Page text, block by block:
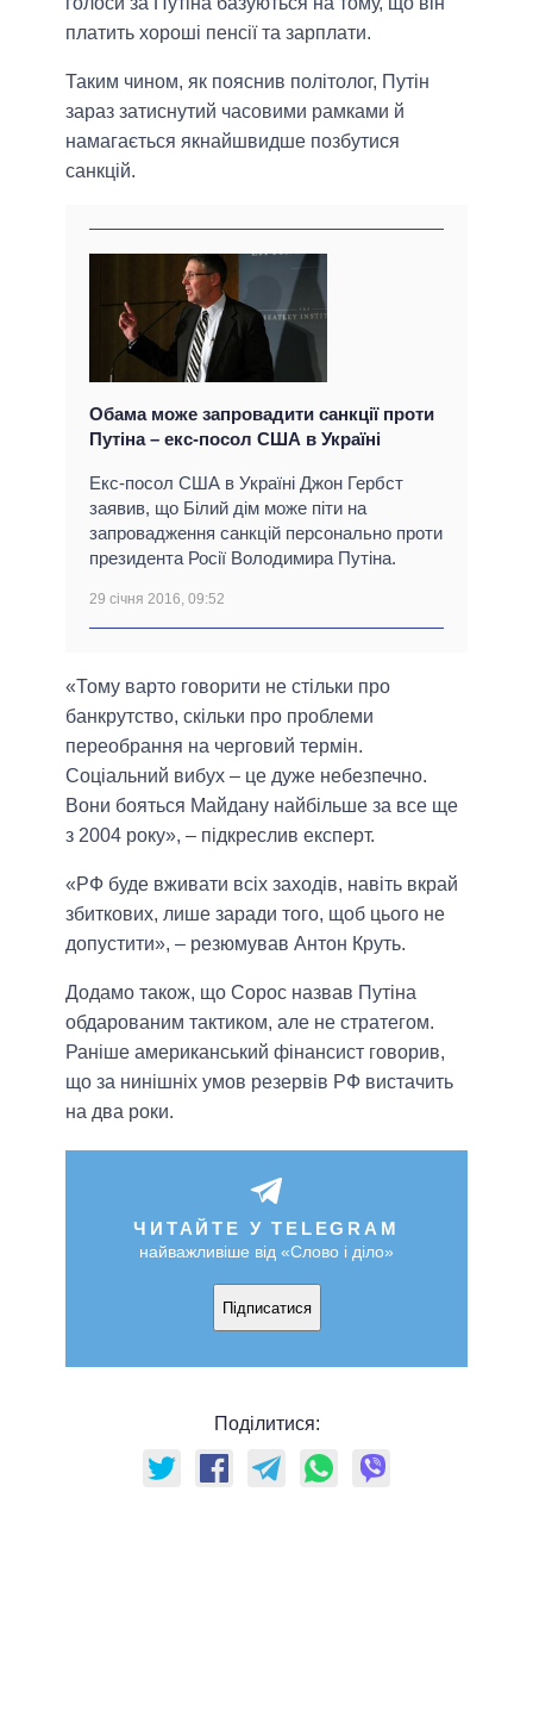
платить хороші пенсії та зарплати.
Таким чином, як пояснив політолог, Путін
зараз затиснутий часовими рамками й
намагається якнайшвидше позбутися
санкцій.
Обама може запровадити санкції проти
Путіна – екс-посол США в Україні
Екс-посол США в Україні Джон Гербст
заявив, що Білий дім може піти на
запровадження санкцій персонально проти
президента Росії Володимира Путіна.
29 січня 2016, 09:52
«Тому варто говорити не стільки про
банкрутство, скільки про проблеми
переобрання на черговий термін.
Соціальний вибух – це дуже небезпечно.
Вони бояться Майдану найбільше за все ще
з 2004 року», – підкреслив експерт.
«РФ буде вживати всіх заходів, навіть вкрай
збиткових, лише заради того, щоб цього не
допустити», – резюмував Антон Круть.
Додамо також, що Сорос назвав Путіна
обдарованим тактиком, але не стратегом.
Раніше американський фінансист говорив,
що за нинішніх умов резервів РФ вистачить
на два роки.
ЧИТАЙТЕ У TELEGRAM
найважливіше від «Слово і діло»
Підписатися
Поділитися: